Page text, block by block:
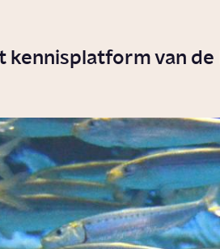
kennisplatform van de